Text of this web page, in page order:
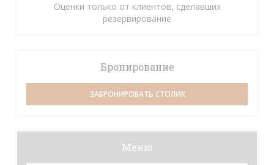
Оценки только от клиентов, сделавших
резервирование
Бронирование
ЗАБРОНИРОВАТЬ СТОЛИК
Меню